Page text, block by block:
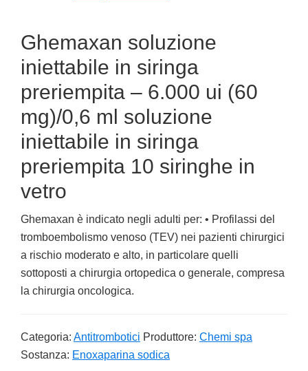
Ghemaxan soluzione
iniettabile in siringa
preriempita – 6.000 ui (60
mg)/0,6 ml soluzione
iniettabile in siringa
preriempita 10 siringhe in
vetro
Ghemaxan è indicato negli adulti per: • Profilassi del
tromboembolismo venoso (TEV) nei pazienti chirurgici
a rischio moderato e alto, in particolare quelli
sottoposti a chirurgia ortopedica o generale, compresa
la chirurgia oncologica.
Categoria: Antitrombotici Produttore: Chemi spa
Sostanza: Enoxaparina sodica